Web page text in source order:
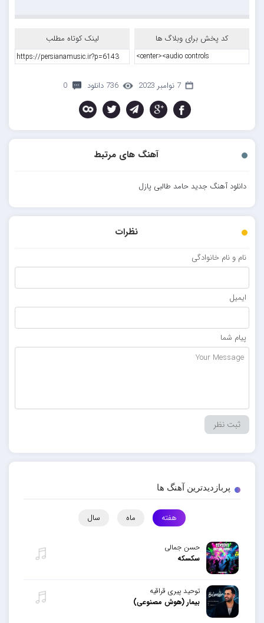
کد پخش برای وبلاگ ها لینک کوتاه مطلب
7 نوامبر 2023 736 دانلود 0
آهنگ های مرتبط
دانلود آهنگ جدید حامد طالبی پازل
نظرات
نام و نام خانوادگی
ایمیل
پیام شما
پربازدیدترین آهنگ ها
هفته ماه سال
حسن جمالی
سکسکه
توحید پیری قراقیه
بیمار (هوش مصنوعی)